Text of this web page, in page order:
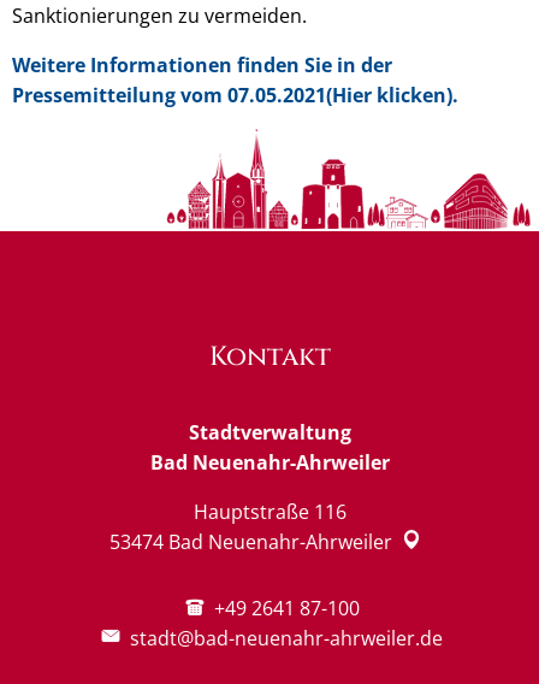
Sanktionierungen zu vermeiden.
Weitere Informationen finden Sie in der
Pressemitteilung vom 07.05.2021(Hier klicken).
Kontakt
Stadtverwaltung
Bad Neuenahr-Ahrweiler
Hauptstraße 116
53474 Bad Neuenahr-Ahrweiler
+49 2641 87-100
stadt@bad-neuenahr-ahrweiler.de